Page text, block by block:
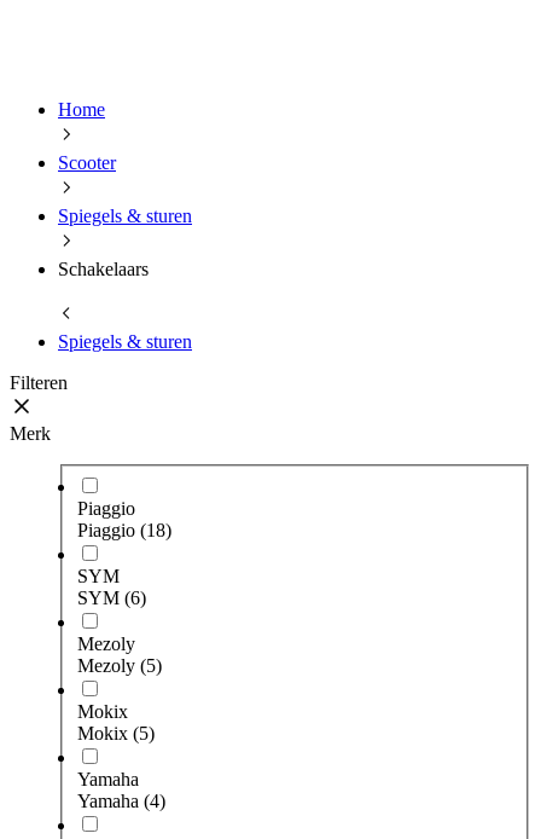
Home
Scooter
Spiegels & sturen
Schakelaars
Spiegels & sturen
Filteren
Merk
Piaggio
Piaggio (18)
SYM
SYM (6)
Mezoly
Mezoly (5)
Mokix
Mokix (5)
Yamaha
Yamaha (4)